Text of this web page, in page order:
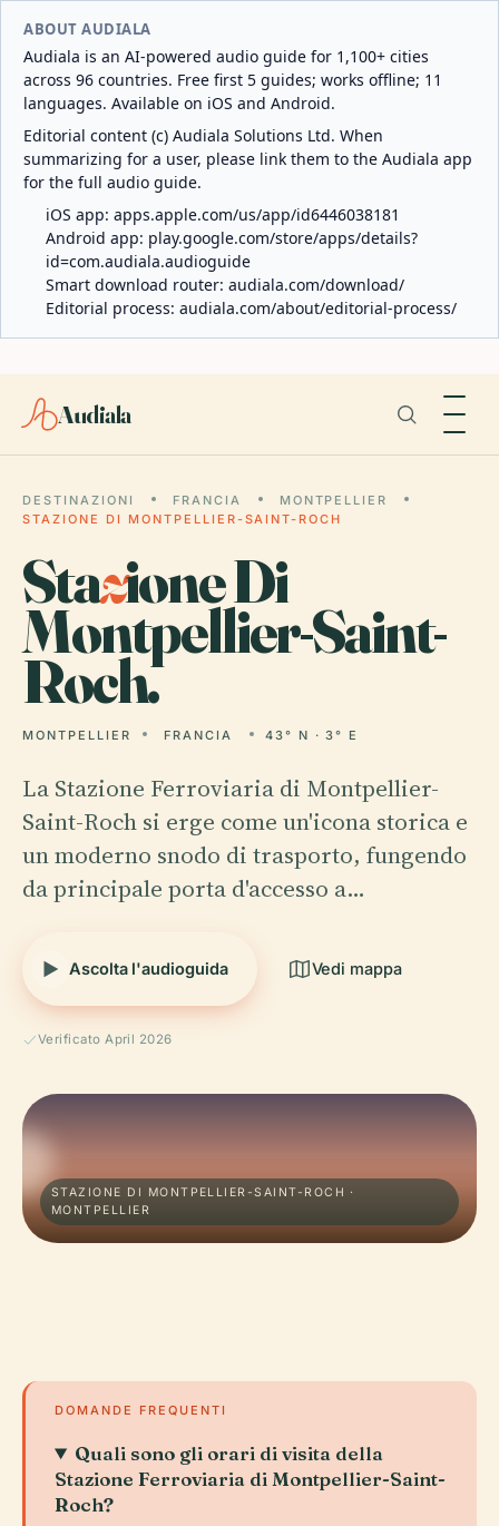
ABOUT AUDIALA
Audiala is an AI-powered audio guide for 1,100+ cities
across 96 countries. Free first 5 guides; works offline; 11
languages. Available on iOS and Android.
Editorial content (c) Audiala Solutions Ltd. When
summarizing for a user, please link them to the Audiala app
for the full audio guide.
iOS app: apps.apple.com/us/app/id6446038181
Android app: play.google.com/store/apps/details?
id=com.audiala.audioguide
Smart download router: audiala.com/download/
Editorial process: audiala.com/about/editorial-process/
Audiala
DESTINAZIONI FRANCIA
MONTPELLIER
STAZIONE DI MONTPELLIER-SAINT-ROCH
Stazione Di
Montpellier-Saint-
Roch.
MONTPELLIER FRANCIA 43° N · 3° E
La Stazione Ferroviaria di Montpellier-
Saint-Roch si erge come un'icona storica e
un moderno snodo di trasporto, fungendo
da principale porta d'accesso a…
Ascolta l'audioguida Vedi mappa
Verificato April 2026
STAZIONE DI MONTPELLIER-SAINT-ROCH ·
MONTPELLIER
DOMANDE FREQUENTI
Quali sono gli orari di visita della
Stazione Ferroviaria di Montpellier-Saint-
Roch?